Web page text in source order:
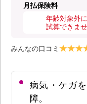
月払保険料
年齢対象外
試算できま
みんなの口コミ
病気・ケガ
障。